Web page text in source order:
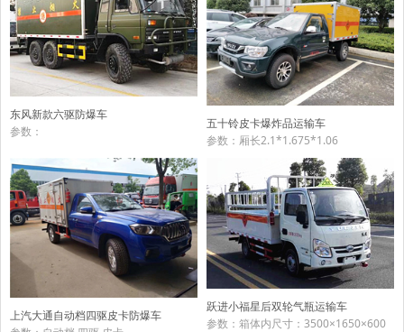
东风新款六驱防爆车
参数：
五十铃皮卡爆炸品运输车
参数：厢长2.1*1.675*1.06
上汽大通自动档四驱皮卡防爆车
跃进小福星后双轮气瓶运输车
参数：箱体内尺寸：3500×1650×600